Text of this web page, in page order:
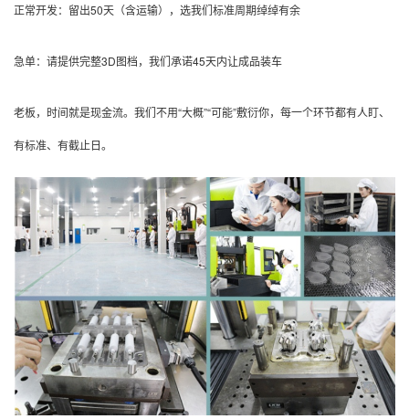
正常开发：留出50天（含运输），选我们标准周期绰绰有余
急单：请提供完整3D图档，我们承诺45天内让成品装车
老板，时间就是现金流。我们不用“大概”“可能”敷衍你，每一个环节都有人盯、
有标准、有截止日。